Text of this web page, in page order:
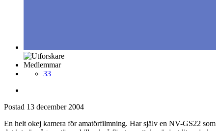
Medlemmar
33
Postad 13 december 2004
En helt okej kamera för amatörfilmning. Har själv en NV-GS22 som